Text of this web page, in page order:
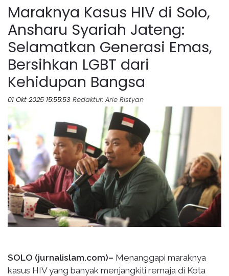
Maraknya Kasus HIV di Solo,
Ansharu Syariah Jateng:
Selamatkan Generasi Emas,
Bersihkan LGBT dari
Kehidupan Bangsa
01 Okt 2025 15:55:53 Redaktur: Arie Ristyan
SOLO (jurnalislam.com)– Menanggapi maraknya
kasus HIV yang banyak menjangkiti remaja di Kota